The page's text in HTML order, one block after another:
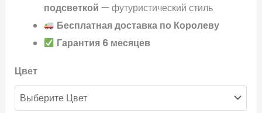
подсветкой — футуристический стиль
Бесплатная доставка по Королеву
Гарантия 6 месяцев
Цвет